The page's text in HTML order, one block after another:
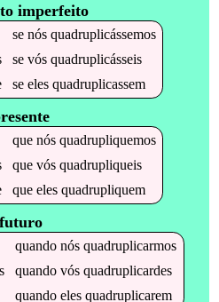
imperfeito
se nós quadruplicássemos
se vós quadruplicásseis
se eles quadruplicassem
que nós quadrupliquemos
que vós quadrupliqueis
que eles quadrupliquem
futuro
quandonósquadruplicarmos
quandovósquadruplicardes
quandoelesquadruplicarem